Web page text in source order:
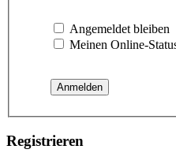
Angemeldet bleiben
Meinen Online-
Registrieren